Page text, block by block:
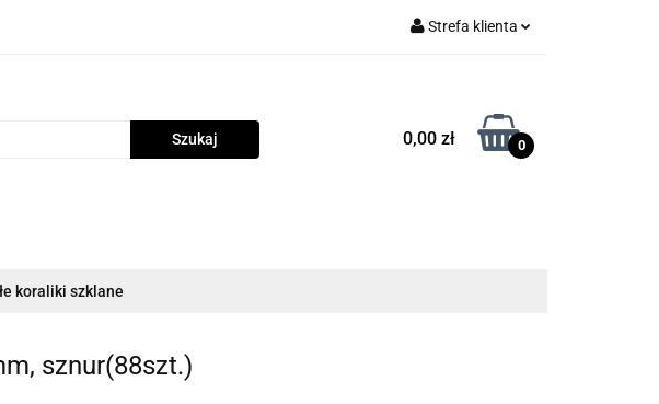
Strefa klienta
Zarejestruj się
Dodaj zgłoszenie
0,00 zł 0
koraliki szklane
sznur(88szt.)